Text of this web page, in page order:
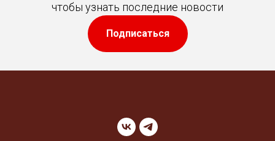
чтобы узнать последние новости
Подписаться